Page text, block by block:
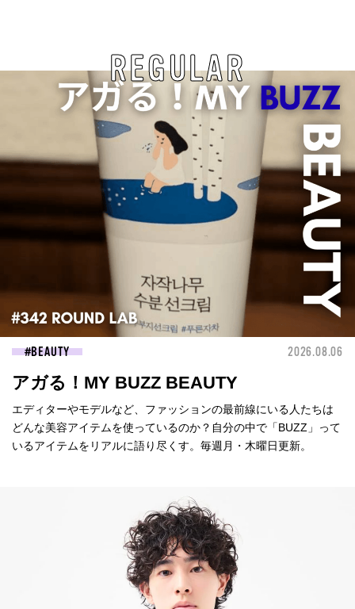
REGULAR
BEAUTY 2026.08.06
アガる！MY BUZZ BEAUTY
エディターやモデルなど、ファッションの最前線にいる人たちは
どんな美容アイテムを使っているのか？自分の中で「BUZZ」って
いるアイテムをリアルに語り尽くす。毎週月・木曜日更新。